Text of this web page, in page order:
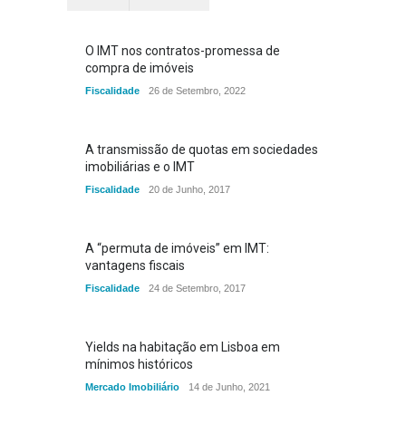
O IMT nos contratos-promessa de
compra de imóveis
Fiscalidade 26 de Setembro, 2022
A transmissão de quotas em sociedades
imobiliárias e o IMT
Fiscalidade 20 de Junho, 2017
A “permuta de imóveis” em IMT:
vantagens fiscais
Fiscalidade 24 de Setembro, 2017
Yields na habitação em Lisboa em
mínimos históricos
Mercado Imobiliário 14 de Junho, 2021